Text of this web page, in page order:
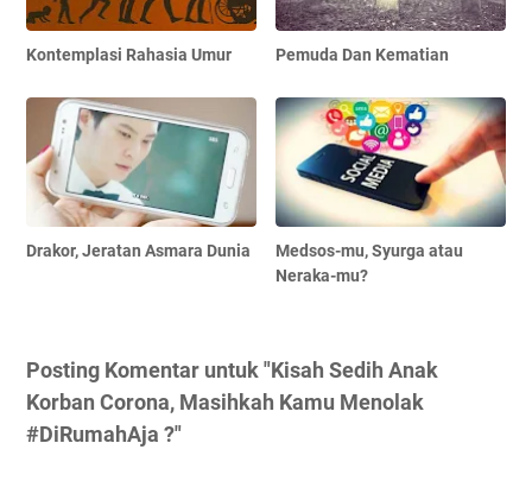
Kontemplasi Rahasia Umur Pemuda Dan Kematian
Drakor, Jeratan Asmara Dunia
Medsos-mu, Syurga atau
Neraka-mu?
Posting Komentar untuk "Kisah Sedih Anak
Korban Corona, Masihkah Kamu Menolak
#DiRumahAja ?"